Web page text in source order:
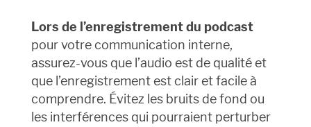
Lors de l’enregistrement du podcast
pour votre communication interne,
assurez-vous que l’audio est de qualité et
que l’enregistrement est clair et facile à
comprendre. Évitez les bruits de fond ou
les interférences qui pourraient perturber